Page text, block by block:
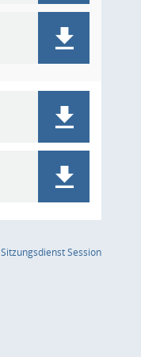
SitzungsdienstSession(Wird in